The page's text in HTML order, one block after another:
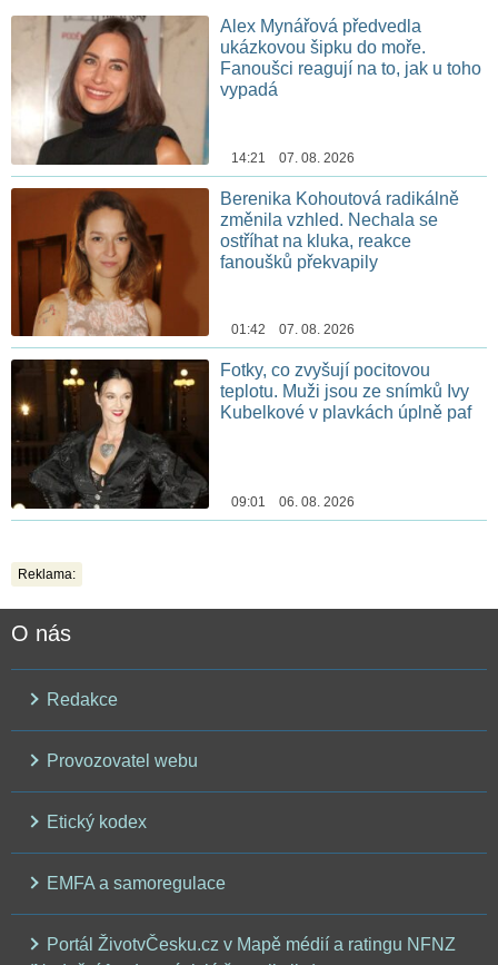
Alex Mynářová předvedla
ukázkovou šipku do moře.
Fanoušci reagují na to, jak u toho
vypadá
14:21 07. 08. 2026
Berenika Kohoutová radikálně
změnila vzhled. Nechala se
ostříhat na kluka, reakce
fanoušků překvapily
01:42 07. 08. 2026
Fotky, co zvyšují pocitovou
teplotu. Muži jsou ze snímků Ivy
Kubelkové v plavkách úplně paf
09:01 06. 08. 2026
Reklama:
O nás
Redakce
Provozovatel webu
Etický kodex
EMFA a samoregulace
Portál ŽivotvČesku.cz v Mapě médií a ratingu NFNZ